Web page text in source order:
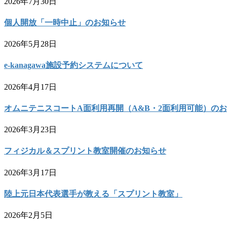
個人開放「一時中止」のお知らせ
2026年5月28日
e-kanagawa施設予約システムについて
2026年4月17日
オムニテニスコートA面利用再開（A&B・2面利用可能）の
2026年3月23日
フィジカル＆スプリント教室開催のお知らせ
2026年3月17日
陸上元日本代表選手が教える「スプリント教室」
2026年2月5日